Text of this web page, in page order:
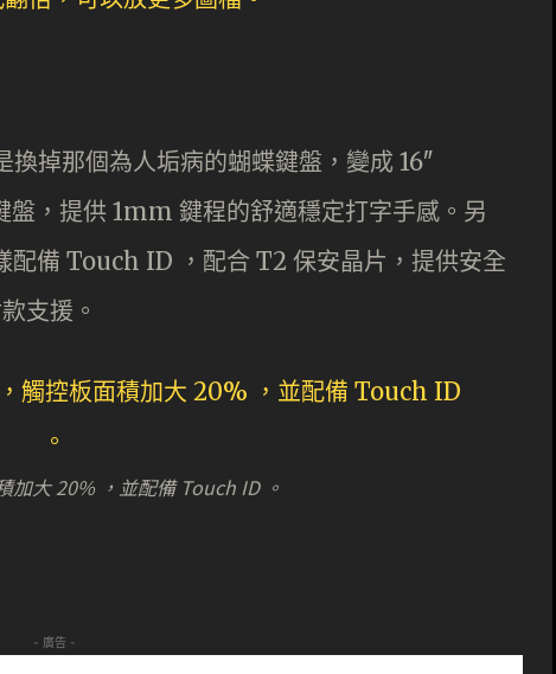
掉那個為人垢病的蝴蝶鍵盤，變成 16″
，提供 1mm 鍵程的舒適穩定打字手感。另
配備 Touch ID ，配合 T2 保安晶片，提供安全
支援。
加大 20% ，並配備 Touch ID 。
- 廣告 -